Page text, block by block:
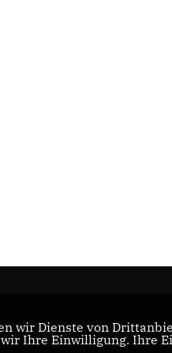
wir Dienste von
Ihre Einwilligung. Ihre